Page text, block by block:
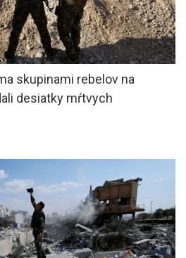
skupinami rebelov na
desiatky mŕtvych